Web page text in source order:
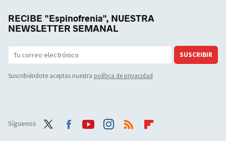
RECIBE "Espinofrenia", NUESTRA
NEWSLETTER SEMANAL
SUSCRIBIR
Suscribiéndote aceptas nuestra política de privacidad
Síguenos